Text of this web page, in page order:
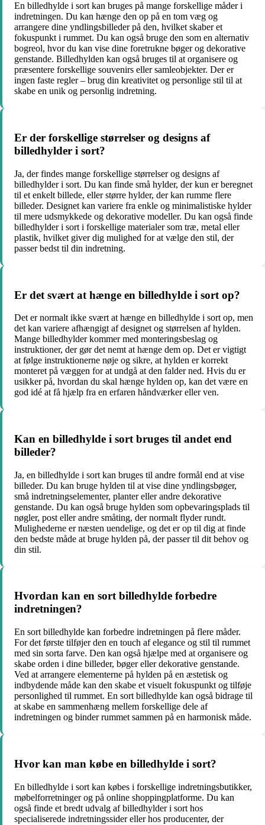
En billedhylde i sort kan bruges på mange forskellige måder i
indretningen. Du kan hænge den op på en tom væg og
arrangere dine yndlingsbilleder på den, hvilket skaber et
fokuspunkt i rummet. Du kan også bruge den som en alternativ
bogreol, hvor du kan vise dine foretrukne bøger og dekorative
genstande. Billedhylden kan også bruges til at organisere og
præsentere forskellige souvenirs eller samleobjekter. Der er
ingen faste regler – brug din kreativitet og personlige stil til at
skabe en unik og personlig indretning.
Er der forskellige størrelser og designs af
billedhylder i sort?
Ja, der findes mange forskellige størrelser og designs af
billedhylder i sort. Du kan finde små hylder, der kun er beregnet
til et enkelt billede, eller større hylder, der kan rumme flere
billeder. Designet kan variere fra enkle og minimalistiske hylder
til mere udsmykkede og dekorative modeller. Du kan også finde
billedhylder i sort i forskellige materialer som træ, metal eller
plastik, hvilket giver dig mulighed for at vælge den stil, der
passer bedst til din indretning.
Er det svært at hænge en billedhylde i sort op?
Det er normalt ikke svært at hænge en billedhylde i sort op, men
det kan variere afhængigt af designet og størrelsen af hylden.
Mange billedhylder kommer med monteringsbeslag og
instruktioner, der gør det nemt at hænge dem op. Det er vigtigt
at følge instruktionerne nøje og sikre, at hylden er korrekt
monteret på væggen for at undgå at den falder ned. Hvis du er
usikker på, hvordan du skal hænge hylden op, kan det være en
god idé at få hjælp fra en erfaren håndværker eller ven.
Kan en billedhylde i sort bruges til andet end
billeder?
Ja, en billedhylde i sort kan bruges til andre formål end at vise
billeder. Du kan bruge hylden til at vise dine yndlingsbøger,
små indretningselementer, planter eller andre dekorative
genstande. Du kan også bruge hylden som opbevaringsplads til
nøgler, post eller andre småting, der normalt flyder rundt.
Mulighederne er næsten uendelige, og det er op til dig at finde
den bedste måde at bruge hylden på, der passer til dit behov og
din stil.
Hvordan kan en sort billedhylde forbedre
indretningen?
En sort billedhylde kan forbedre indretningen på flere måder.
For det første tilføjer den en touch af elegance og stil til rummet
med sin sorta farve. Den kan også hjælpe med at organisere og
skabe orden i dine billeder, bøger eller dekorative genstande.
Ved at arrangere elementerne på hylden på en æstetisk og
indbydende måde kan den skabe et visuelt fokuspunkt og tilføje
personlighed til rummet. En sort billedhylde kan også bidrage til
at skabe en sammenhæng mellem forskellige dele af
indretningen og binder rummet sammen på en harmonisk måde.
Hvor kan man købe en billedhylde i sort?
En billedhylde i sort kan købes i forskellige indretningsbutikker,
møbelforretninger og på online shoppingplatforme. Du kan
også finde et bredt udvalg af billedhylder i sort hos
specialiserede indretningssider eller hos producenter, der